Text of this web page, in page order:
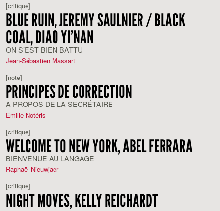
[critique]
BLUE RUIN, JEREMY SAULNIER / BLACK
COAL, DIAO YI’NAN
ON S’EST BIEN BATTU
Jean-Sébastien Massart
[note]
PRINCIPES DE CORRECTION
A PROPOS DE LA SECRÉTAIRE
Emilie Notéris
[critique]
WELCOME TO NEW YORK, ABEL FERRARA
BIENVENUE AU LANGAGE
Raphaël Nieuwjaer
[critique]
NIGHT MOVES, KELLY REICHARDT